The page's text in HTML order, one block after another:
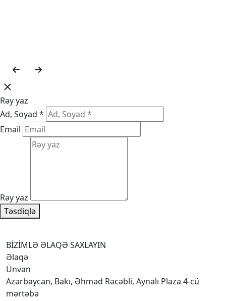
Rəy yaz
Ad, Soyad *
Email
Rəy yaz
Təsdiqlə
BİZİMLƏ ƏLAQƏ SAXLAYIN
Əlaqə
Ünvan
Azərbaycan, Bakı, Əhməd Rəcəbli, Aynalı Plaza 4-cü
mərtəbə